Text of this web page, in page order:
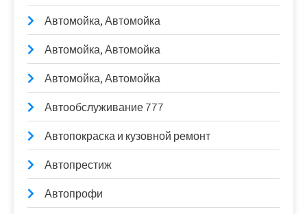
Автомойка, Автомойка
Автомойка, Автомойка
Автомойка, Автомойка
Автообслуживание 777
Автопокраска и кузовной ремонт
Автопрестиж
Автопрофи